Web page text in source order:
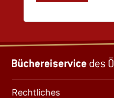
Rechtliches